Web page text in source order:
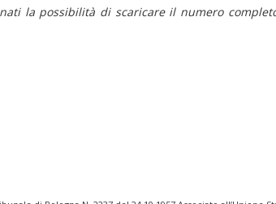
la possibilità di scaricare il numero